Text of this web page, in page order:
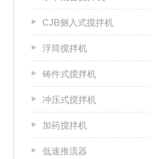
CJB侧入式搅拌机
浮筒搅拌机
铸件式搅拌机
冲压式搅拌机
加药搅拌机
低速推流器